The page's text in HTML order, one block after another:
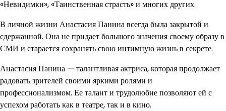
«Невидимки», «Таинственная страсть» и многих других.
В личной жизни Анастасия Панина всегда была закрытой и
сдержанной. Она не придает большого значения своему образу в
СМИ и старается сохранять свою интимную жизнь в секрете.
Анастасия Панина — талантливая актриса, которая продолжает
радовать зрителей своими яркими ролями и
профессионализмом. Ее талант и трудолюбие позволяют ей с
успехом работать как в театре, так и в кино.